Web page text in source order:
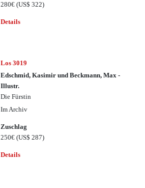
280€(US$ 322)
Details
Los 3019
Edschmid, Kasimir und Beckmann, Max -
Illustr.
Die Fürstin
Im Archiv
Zuschlag
250€(US$ 287)
Details